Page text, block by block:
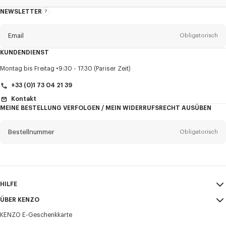
NEWSLETTER
Über
Email Obligatorisch
Anrede Obligatorisch
KUNDENDIENST
Montag bis Freitag 9:30 - 17:30 (Pariser Zeit)
+33 (0)1 73 04 21 39
Kontakt
MEINE BESTELLUNG VERFOLGEN / MEIN WIDERRUFSRECHT AUSÜBEN
Bestellnummer Obligatorisch
HILFE
Mein Konto
Größentabelle
ÜBER KENZO
AGB
KENZO E-Geschenkkarte